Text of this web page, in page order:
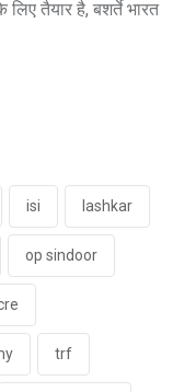
तैयार है, बशर्ते भारत
isi lashkar
op sindoor
trf